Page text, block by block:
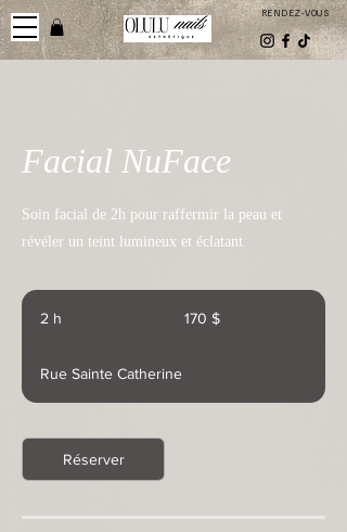
RENDEZ-VOUS
Facial NuFace
Soin facial de 2h pour raffermir la peau et
révéler un teint lumineux et éclatant.
2 h 170 $
Rue Sainte Catherine
Réserver